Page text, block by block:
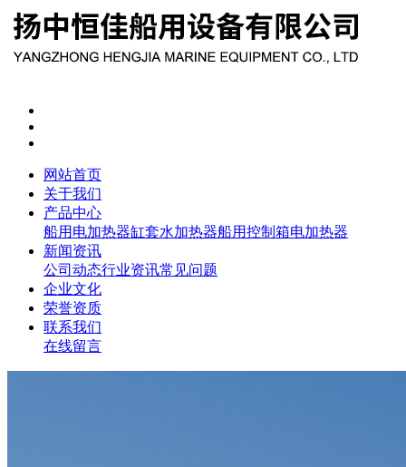
网站首页
关于我们
产品中心
船用电加热器缸套水加热器船用控制箱电加热器
新闻资讯
公司动态行业资讯常见问题
企业文化
荣誉资质
联系我们
在线留言